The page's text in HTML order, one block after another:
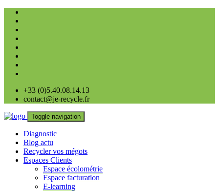
+33 (0)5.40.08.14.13
contact@je-recycle.fr
Toggle navigation
Diagnostic
Blog actu
Recycler vos mégots
Espaces Clients
Espace écolométrie
Espace facturation
E-learning